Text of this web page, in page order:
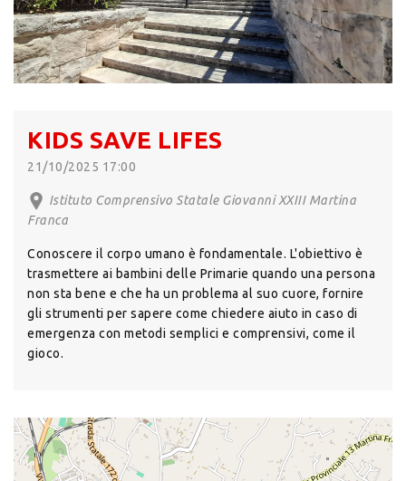
KIDS SAVE LIFES
21/10/2025 17:00
Istituto Comprensivo Statale Giovanni XXIII Martina
Franca
Conoscere il corpo umano è fondamentale. L'obiettivo è
trasmettere ai bambini delle Primarie quando una persona
non sta bene e che ha un problema al suo cuore, fornire
gli strumenti per sapere come chiedere aiuto in caso di
emergenza con metodi semplici e comprensivi, come il
gioco.